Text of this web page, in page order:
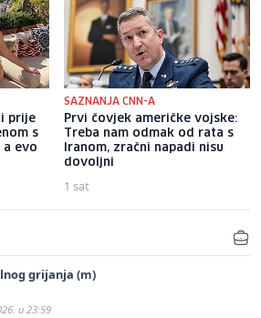
prije
s
a evo
SAZNANJA CNN-A
Prvi čovjek američke vojske:
Treba nam odmak od rata s
Iranom, zračni napadi nisu
dovoljni
1 sat
grijanja (m)
u 23:59